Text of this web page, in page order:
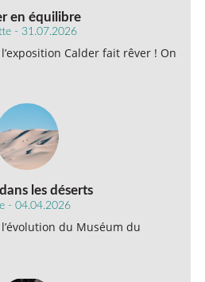
en équilibre
- 31.07.2026
Calder fait rêver ! On
les déserts
- 04.04.2026
du Muséum du